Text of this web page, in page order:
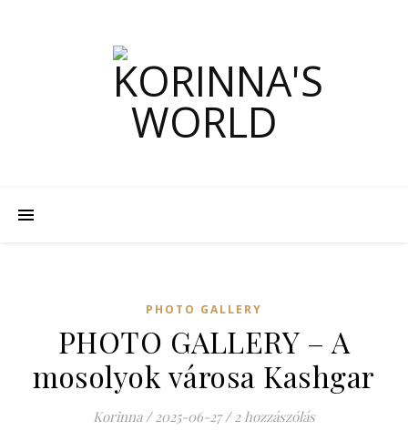
PHOTO GALLERY
PHOTO GALLERY – A
mosolyok városa Kashgar
Korinna / 2025-06-27 / 2 hozzászólás